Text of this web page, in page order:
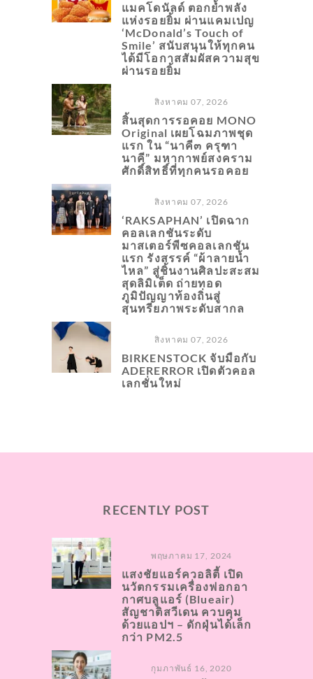
แมคโดนัลด์ ตอกย้ำพลัง
แห่งรอยยิ้ม ผ่านแคมเปญ
‘McDonald’s Touch of
Smile’ สนับสนุนให้ทุกคน
ได้มีโอกาสสัมผัสความสุข
ผ่านรอยยิ้ม
สิงหาคม 07, 2026
สิ้นสุดการรอคอย MONO
Original เผยโฉมภาพชุด
แรก ใน “นาคี๓ ครุฑา
นาคี” มหากาพย์สงคราม
ศักดิ์สิทธิ์ที่ทุกคนรอคอย
สิงหาคม 07, 2026
‘RAKSAPHAN’ เปิดฉาก
คอลเลกชันระดับ
มาสเตอร์พีซคอลเลกชัน
แรก รังสรรค์ “ผ้าลายน้ำ
ไหล” สู่ชิ้นงานศิลปะสะสม
สุดลิมิเต็ด ถ่ายทอด
ภูมิปัญญาท้องถิ่นสู่
สุนทรียภาพระดับสากล
สิงหาคม 07, 2026
BIRKENSTOCK จับมือกับ
ADERERROR เปิดตัวคอล
เลกชั่นใหม่
RECENTLY POST
พฤษภาคม 17, 2024
แสงชัยแอร์ควอลิตี้ เปิด
นวัตกรรมเครื่องฟอกอา
กาศบลูแอร์ (Blueair)
สัญชาติสวีเดน ควบคุม
ด้วยแอปฯ – ดักฝุ่นได้เล็ก
กว่า PM2.5
กุมภาพันธ์ 16, 2020